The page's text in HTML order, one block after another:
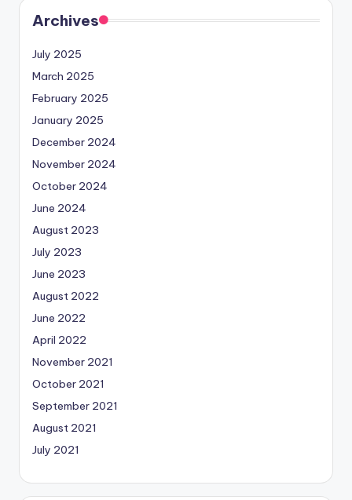
Archives
July 2025
March 2025
February 2025
January 2025
December 2024
November 2024
October 2024
June 2024
August 2023
July 2023
June 2023
August 2022
June 2022
April 2022
November 2021
October 2021
September 2021
August 2021
July 2021